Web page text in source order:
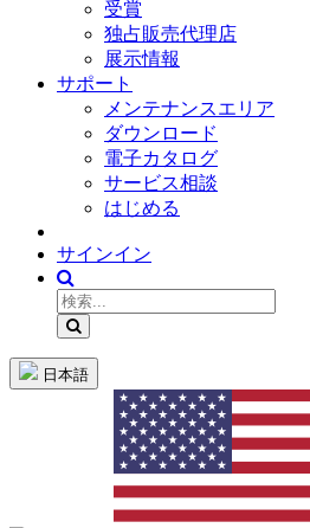
受賞
独占販売代理店
展示情報
サポート
メンテナンスエリア
ダウンロード
電子カタログ
サービス相談
はじめる
サインイン
日本語